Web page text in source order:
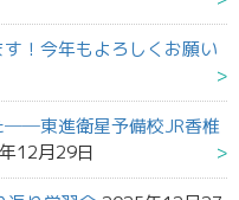
！今年もよろしくお願い
──東進衛星予備校JR香椎
12月29日